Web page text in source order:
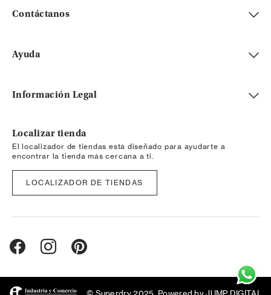
Contáctanos
Ayuda
Información Legal
Localizar tienda
El localizador de tiendas está diseñado para ayudarte a
encontrar la tienda más cercana a ti.
LOCALIZADOR DE TIENDAS